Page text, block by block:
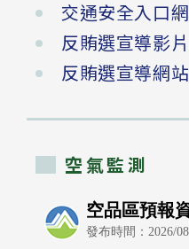
交通安全入口網
反賄選宣導影片
反賄選宣導網站
空氣監測